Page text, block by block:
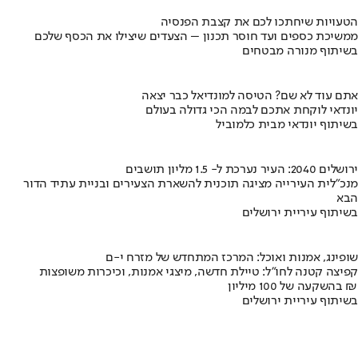
הטעויות שיחתכו לכם את קצבת הפנסיה
ממשיכת כספים ועד חוסר תכנון – הצעדים שיצילו את הכסף שלכם
בשיתוף מנורה מבטחים
אתם עוד לא שם? הטיסה למונדיאל כבר יצאה
יונדאי לוקחת אתכם לבמה הכי גדולה בעולם
בשיתוף יונדאי מבית כלמוביל
ירושלים 2040: העיר נערכת ל- 1.5 מליון תושבים
מנכ"לית העירייה מציגה תוכנית להשארת הצעירים ובניית עתיד הדור
הבא
בשיתוף עיריית ירושלים
שופינג, אמנות ואוכל: המרכז המתחדש של מזרח י-ם
קפיצה קטנה לחו"ל: טיילת חדשה, מיצגי אמנות, וכיכרות משופצות
בהשקעה של 100 מיליון ₪
בשיתוף עיריית ירושלים